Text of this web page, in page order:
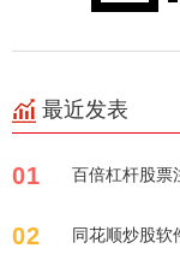
最近发表
01 百倍杠杆股票
02 同花顺炒股软